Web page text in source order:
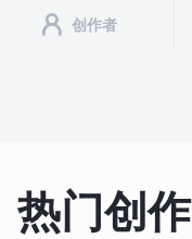
创作者
热门创作